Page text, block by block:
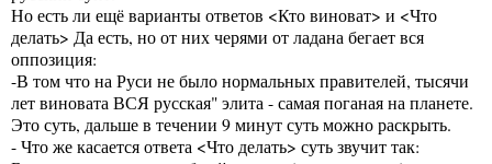
Но есть ли ещё варианты ответов <Кто виноват> и <Что
делать> Да есть, но от них черями от ладана бегает вся
оппозиция:
-В том что на Руси не было нормальных правителей, тысячи
лет виновата ВСЯ русская" элита - самая поганая на планете.
Это суть, дальше в течении 9 минут суть можно раскрыть.
- Что же касается ответа <Что делать> суть звучит так: